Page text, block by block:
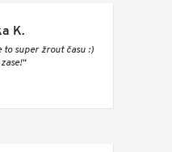
K.
to super žrout času :)